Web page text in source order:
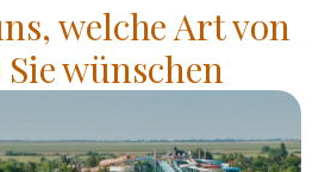
welche Art von
wünschen